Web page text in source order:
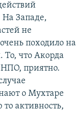
Западе,
не
походило на
То, что Акорда
НПО, приятно.
о Мухтаре
активность,